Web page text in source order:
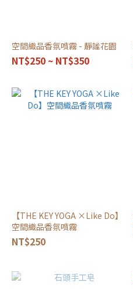
空間織品香氛噴霧 - 靜謐花園
NT$250 ~ NT$350
【THE KEY YOGA ×Like Do】
空間織品香氛噴霧
NT$250